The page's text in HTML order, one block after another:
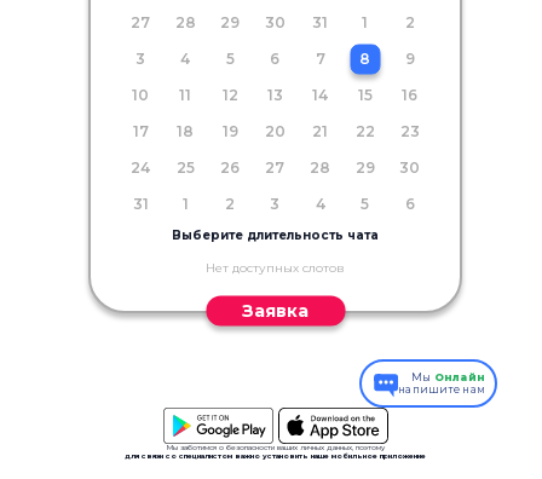
27
28 29 30 31 1
2
3
4 5 6 7 8
9
10
11 12 13 14 15
16
17
18 19 20 21 22
23
24
25 26 27 28 29
30
31
1 2 3 4 5 6
Выберите длительность чата
Нет доступных слотов
Заявка
Мы Онлайн
напишите нам
Мы заботимся о безопасности ваших личных данных, поэтому
для связи со специалистом важно установить наше мобильное приложение